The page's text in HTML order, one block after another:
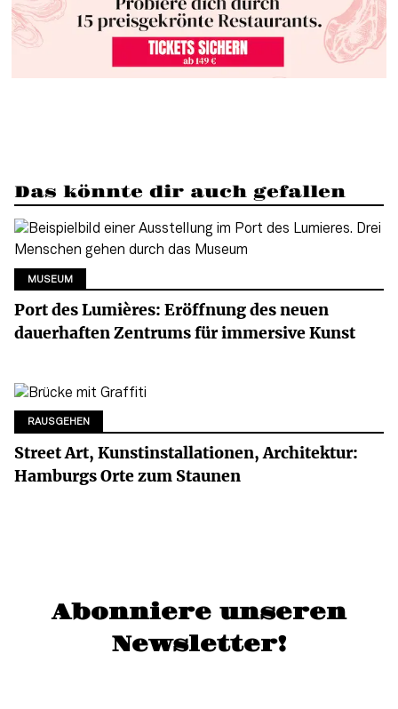
Das könnte dir auch gefallen
MUSEUM
Port des Lumières: Eröffnung des neuen
dauerhaften Zentrums für immersive Kunst
RAUSGEHEN
Street Art, Kunstinstallationen, Architektur:
Hamburgs Orte zum Staunen
Abonniere unseren
Newsletter!